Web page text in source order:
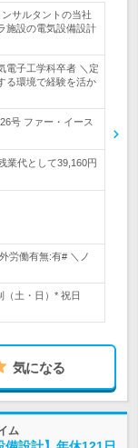
サルタントの当社
施設の電気設備設計
子工学科卒者 ＼定
る環境で経験を活か
号 ファー・イース
業代として39,160円
労働有無:有# ＼ノ
（土・日）* 祝日
気になる
ム